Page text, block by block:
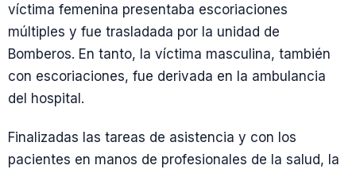
víctima femenina presentaba escoriaciones
múltiples y fue trasladada por la unidad de
Bomberos. En tanto, la víctima masculina, también
con escoriaciones, fue derivada en la ambulancia
del hospital.
Finalizadas las tareas de asistencia y con los
pacientes en manos de profesionales de la salud, la